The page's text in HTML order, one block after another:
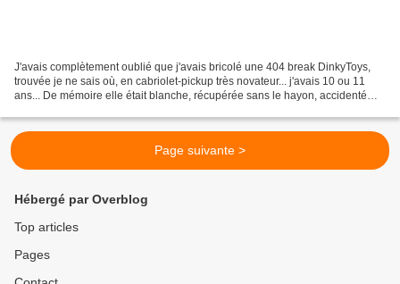
J'avais complètement oublié que j'avais bricolé une 404 break DinkyToys,
trouvée je ne sais où, en cabriolet-pickup très novateur... j'avais 10 ou 11
ans... De mémoire elle était blanche, récupérée sans le hayon, accidenté
Page suivante >
Hébergé par Overblog
Top articles
Pages